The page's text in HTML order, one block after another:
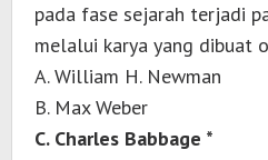
pada fase sejarah terjadi
melalui karya yang dibuat
A. William H. Newman
B. Max Weber
C. Charles Babbage *